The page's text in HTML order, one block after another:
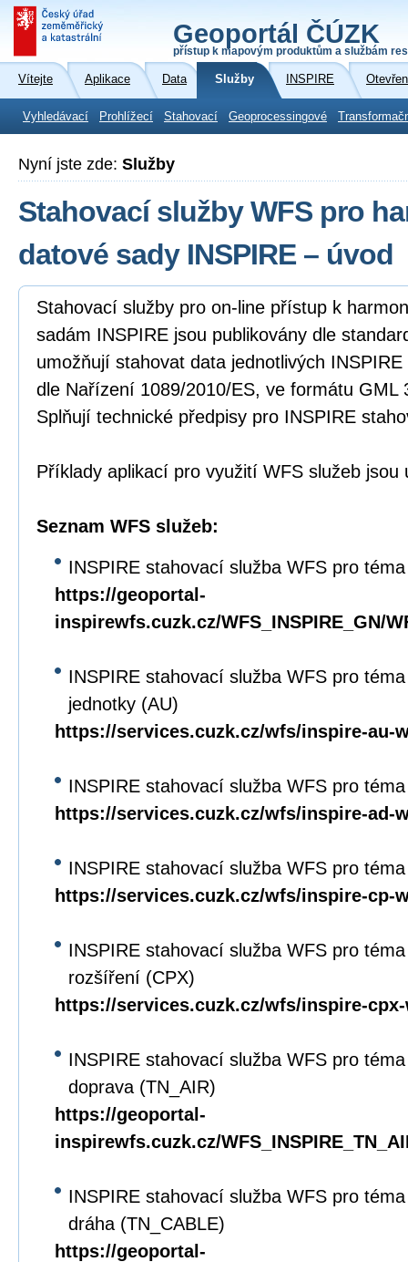
Geoportál ČÚZK
přístup k mapovým produktům a službám
Vítejte Aplikace Data Služby INSPIRE
Vyhledávací Prohlížecí Stahovací Geoprocessingové
Nyní jste zde: Služby
Stahovací služby WFS pro
datové sady INSPIRE – úvod
Stahovací služby pro on-line přístup k
sadám INSPIRE jsou publikovány dle
umožňují stahovat data jednotlivých
dle Nařízení 1089/2010/ES, ve formátu GML
Splňují technické předpisy pro INSPIRE
Příklady aplikací pro využití WFS služeb jsou
Seznam WFS služeb:
INSPIRE stahovací služba WFS pro
https://geoportal-
inspirewfs.cuzk.cz/WFS_INSPIRE_GN/
INSPIRE stahovací služba WFS pro
jednotky (AU)
https://services.cuzk.cz/wfs/inspire-au-
INSPIRE stahovací služba WFS pro
https://services.cuzk.cz/wfs/inspire-ad-
INSPIRE stahovací služba WFS pro
https://services.cuzk.cz/wfs/inspire-cp-
INSPIRE stahovací služba WFS pro
rozšíření (CPX)
https://services.cuzk.cz/wfs/inspire-
INSPIRE stahovací služba WFS pro
doprava (TN_AIR)
https://geoportal-
inspirewfs.cuzk.cz/
INSPIRE stahovací služba WFS pro
dráha (TN_CABLE)
https://geoportal-